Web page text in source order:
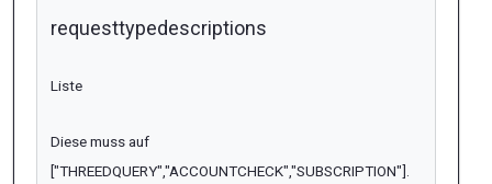
requesttypedescriptions
Liste
Diese muss auf
["THREEDQUERY","ACCOUNTCHECK","SUBSCRIPTION"]